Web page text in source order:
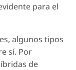
para el
algunos tipos
sí. Por
de